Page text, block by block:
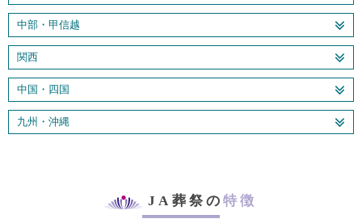
中部・甲信越
関西
中国・四国
九州・沖縄
JA葬祭の特徴